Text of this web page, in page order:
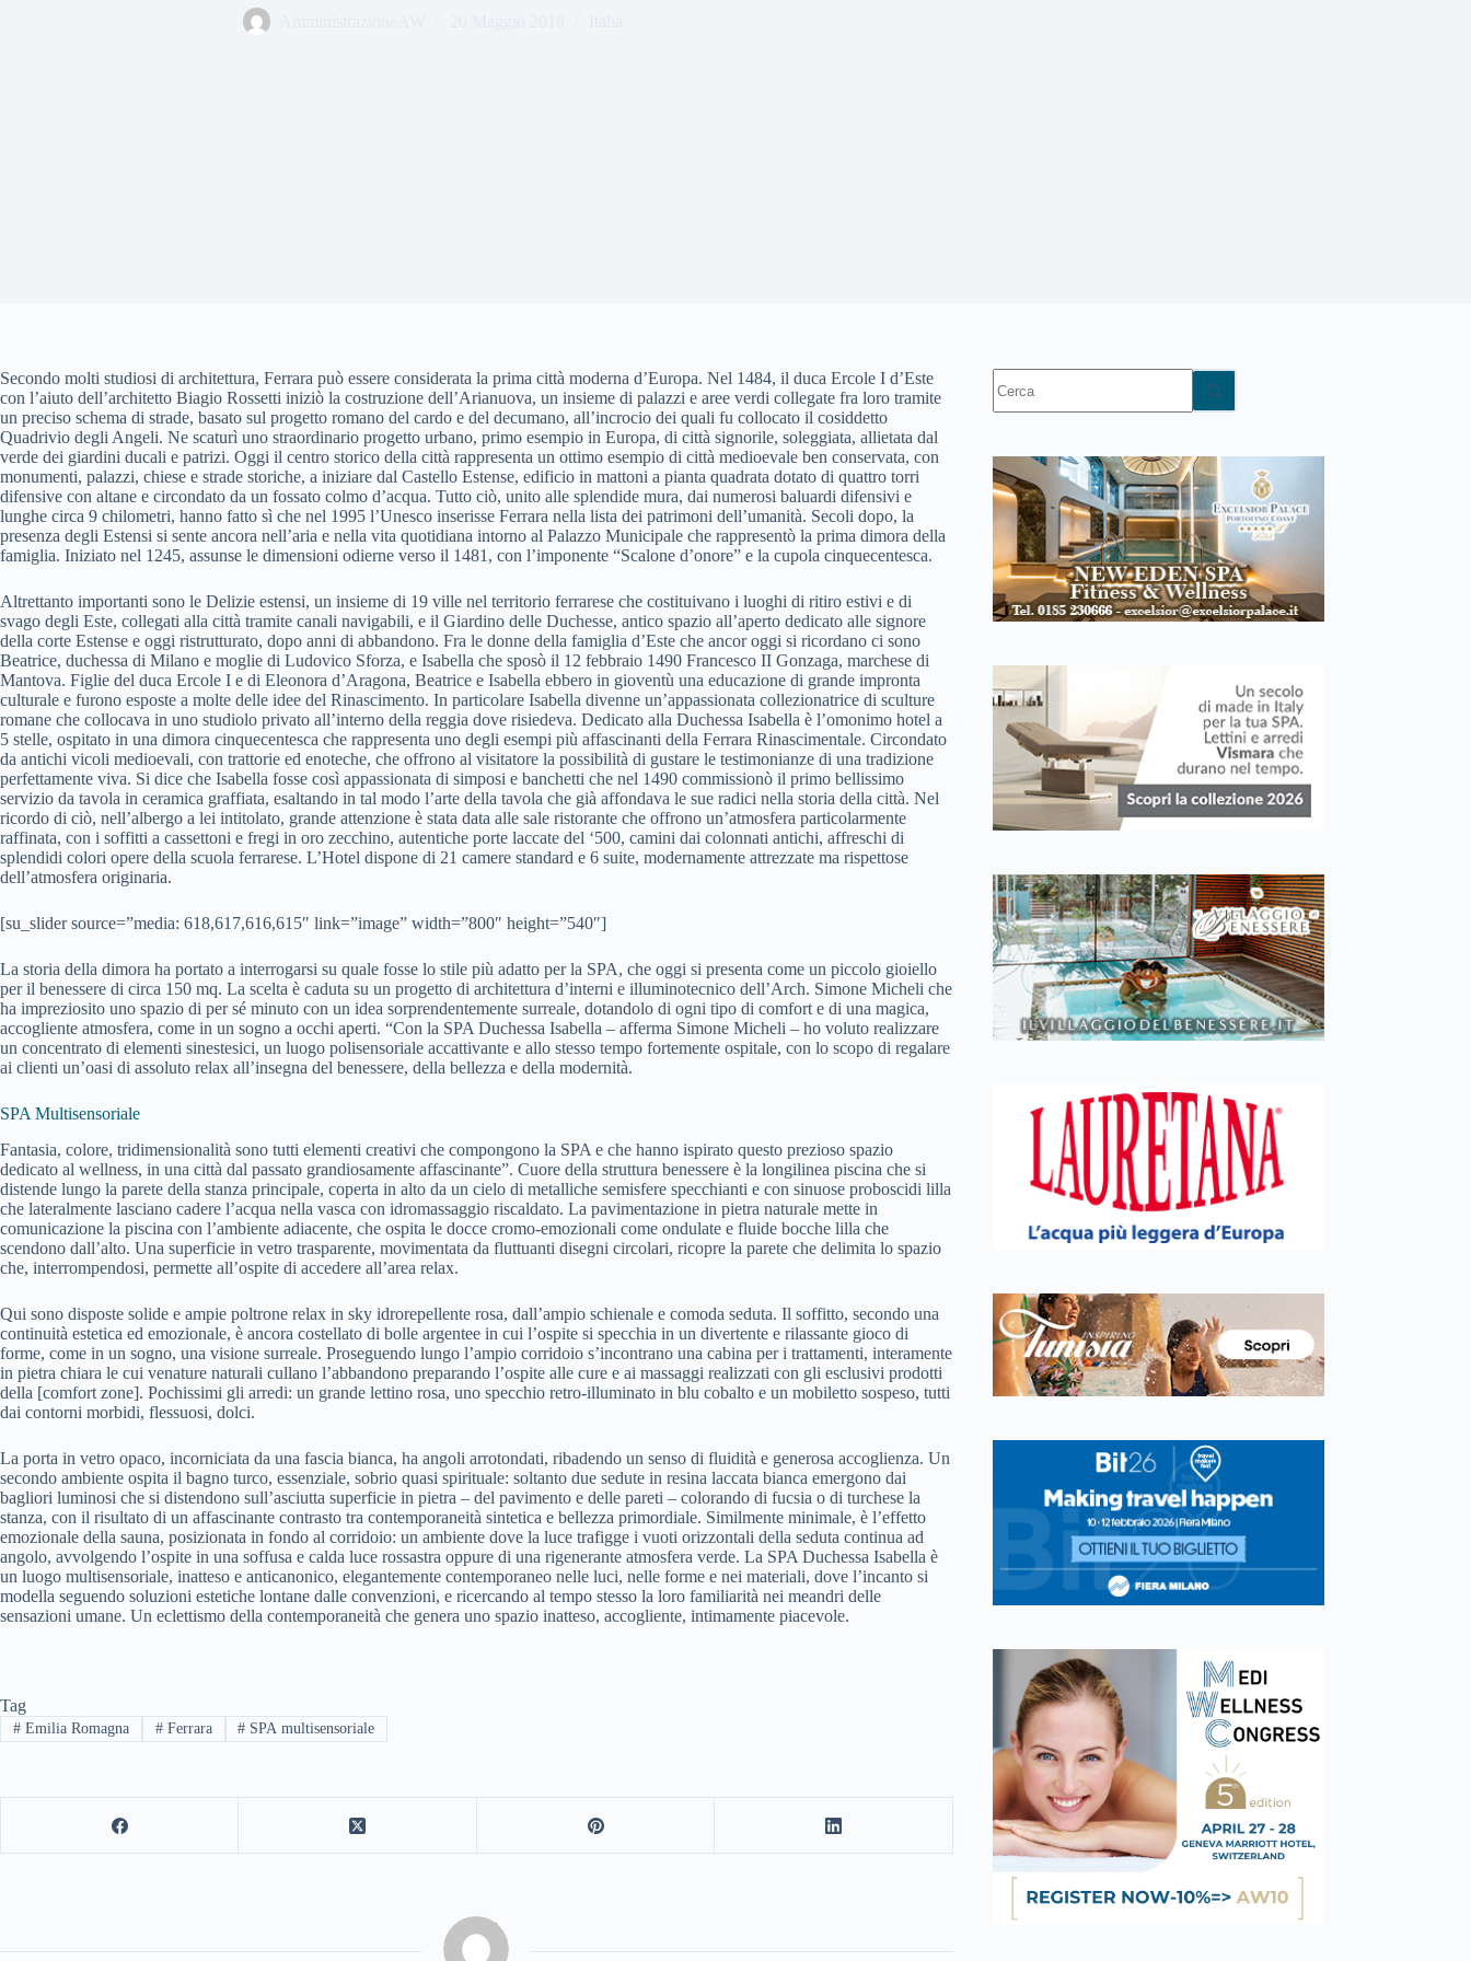
Secondo molti studiosi di architettura, Ferrara può essere considerata la prima città moderna d’Europa. Nel 1484, il duca Ercole I d’Este
con l’aiuto dell’architetto Biagio Rossetti iniziò la costruzione dell’Arianuova, un insieme di palazzi e aree verdi collegate fra loro tramite
un preciso schema di strade, basato sul progetto romano del cardo e del decumano, all’incrocio dei quali fu collocato il cosiddetto
Quadrivio degli Angeli. Ne scaturì uno straordinario progetto urbano, primo esempio in Europa, di città signorile, soleggiata, allietata dal
verde dei giardini ducali e patrizi. Oggi il centro storico della città rappresenta un ottimo esempio di città medioevale ben conservata, con
monumenti, palazzi, chiese e strade storiche, a iniziare dal Castello Estense, edificio in mattoni a pianta quadrata dotato di quattro torri
difensive con altane e circondato da un fossato colmo d’acqua. Tutto ciò, unito alle splendide mura, dai numerosi baluardi difensivi e
lunghe circa 9 chilometri, hanno fatto sì che nel 1995 l’Unesco inserisse Ferrara nella lista dei patrimoni dell’umanità. Secoli dopo, la
presenza degli Estensi si sente ancora nell’aria e nella vita quotidiana intorno al Palazzo Municipale che rappresentò la prima dimora della
famiglia. Iniziato nel 1245, assunse le dimensioni odierne verso il 1481, con l’imponente “Scalone d’onore” e la cupola cinquecentesca.
Altrettanto importanti sono le Delizie estensi, un insieme di 19 ville nel territorio ferrarese che costituivano i luoghi di ritiro estivi e di
svago degli Este, collegati alla città tramite canali navigabili, e il Giardino delle Duchesse, antico spazio all’aperto dedicato alle signore
della corte Estense e oggi ristrutturato, dopo anni di abbandono. Fra le donne della famiglia d’Este che ancor oggi si ricordano ci sono
Beatrice, duchessa di Milano e moglie di Ludovico Sforza, e Isabella che sposò il 12 febbraio 1490 Francesco II Gonzaga, marchese di
Mantova. Figlie del duca Ercole I e di Eleonora d’Aragona, Beatrice e Isabella ebbero in gioventù una educazione di grande impronta
culturale e furono esposte a molte delle idee del Rinascimento. In particolare Isabella divenne un’appassionata collezionatrice di sculture
romane che collocava in uno studiolo privato all’interno della reggia dove risiedeva. Dedicato alla Duchessa Isabella è l’omonimo hotel a
5 stelle, ospitato in una dimora cinquecentesca che rappresenta uno degli esempi più affascinanti della Ferrara Rinascimentale. Circondato
da antichi vicoli medioevali, con trattorie ed enoteche, che offrono al visitatore la possibilità di gustare le testimonianze di una tradizione
perfettamente viva. Si dice che Isabella fosse così appassionata di simposi e banchetti che nel 1490 commissionò il primo bellissimo
servizio da tavola in ceramica graffiata, esaltando in tal modo l’arte della tavola che già affondava le sue radici nella storia della città. Nel
ricordo di ciò, nell’albergo a lei intitolato, grande attenzione è stata data alle sale ristorante che offrono un’atmosfera particolarmente
raffinata, con i soffitti a cassettoni e fregi in oro zecchino, autentiche porte laccate del ‘500, camini dai colonnati antichi, affreschi di
splendidi colori opere della scuola ferrarese. L’Hotel dispone di 21 camere standard e 6 suite, modernamente attrezzate ma rispettose
dell’atmosfera originaria.
[su_slider source=”media: 618,617,616,615″ link=”image” width=”800″ height=”540″]
La storia della dimora ha portato a interrogarsi su quale fosse lo stile più adatto per la SPA, che oggi si presenta come un piccolo gioiello
per il benessere di circa 150 mq. La scelta è caduta su un progetto di architettura d’interni e illuminotecnico dell’Arch. Simone Micheli che
ha impreziosito uno spazio di per sé minuto con un idea sorprendentemente surreale, dotandolo di ogni tipo di comfort e di una magica,
accogliente atmosfera, come in un sogno a occhi aperti. “Con la SPA Duchessa Isabella – afferma Simone Micheli – ho voluto realizzare
un concentrato di elementi sinestesici, un luogo polisensoriale accattivante e allo stesso tempo fortemente ospitale, con lo scopo di regalare
ai clienti un’oasi di assoluto relax all’insegna del benessere, della bellezza e della modernità.
SPA Multisensoriale
Fantasia, colore, tridimensionalità sono tutti elementi creativi che compongono la SPA e che hanno ispirato questo prezioso spazio
dedicato al wellness, in una città dal passato grandiosamente affascinante”. Cuore della struttura benessere è la longilinea piscina che si
distende lungo la parete della stanza principale, coperta in alto da un cielo di metalliche semisfere specchianti e con sinuose proboscidi lilla
che lateralmente lasciano cadere l’acqua nella vasca con idromassaggio riscaldato. La pavimentazione in pietra naturale mette in
comunicazione la piscina con l’ambiente adiacente, che ospita le docce cromo-emozionali come ondulate e fluide bocche lilla che
scendono dall’alto. Una superficie in vetro trasparente, movimentata da fluttuanti disegni circolari, ricopre la parete che delimita lo spazio
che, interrompendosi, permette all’ospite di accedere all’area relax.
Qui sono disposte solide e ampie poltrone relax in sky idrorepellente rosa, dall’ampio schienale e comoda seduta. Il soffitto, secondo una
continuità estetica ed emozionale, è ancora costellato di bolle argentee in cui l’ospite si specchia in un divertente e rilassante gioco di
forme, come in un sogno, una visione surreale. Proseguendo lungo l’ampio corridoio s’incontrano una cabina per i trattamenti, interamente
in pietra chiara le cui venature naturali cullano l’abbandono preparando l’ospite alle cure e ai massaggi realizzati con gli esclusivi prodotti
della [comfort zone]. Pochissimi gli arredi: un grande lettino rosa, uno specchio retro-illuminato in blu cobalto e un mobiletto sospeso, tutti
dai contorni morbidi, flessuosi, dolci.
La porta in vetro opaco, incorniciata da una fascia bianca, ha angoli arrotondati, ribadendo un senso di fluidità e generosa accoglienza. Un
secondo ambiente ospita il bagno turco, essenziale, sobrio quasi spirituale: soltanto due sedute in resina laccata bianca emergono dai
bagliori luminosi che si distendono sull’asciutta superficie in pietra – del pavimento e delle pareti – colorando di fucsia o di turchese la
stanza, con il risultato di un affascinante contrasto tra contemporaneità sintetica e bellezza primordiale. Similmente minimale, è l’effetto
emozionale della sauna, posizionata in fondo al corridoio: un ambiente dove la luce trafigge i vuoti orizzontali della seduta continua ad
angolo, avvolgendo l’ospite in una soffusa e calda luce rossastra oppure di una rigenerante atmosfera verde. La SPA Duchessa Isabella è
un luogo multisensoriale, inatteso e anticanonico, elegantemente contemporaneo nelle luci, nelle forme e nei materiali, dove l’incanto si
modella seguendo soluzioni estetiche lontane dalle convenzioni, e ricercando al tempo stesso la loro familiarità nei meandri delle
sensazioni umane. Un eclettismo della contemporaneità che genera uno spazio inatteso, accogliente, intimamente piacevole.
Tag
#Emilia Romagna #Ferrara # SPA multisensoriale
risultato